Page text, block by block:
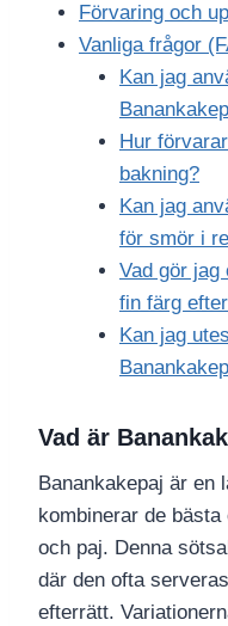
Förvaring och
Vanliga frågor
Kan jag
Hur
bakning?
Kan jag
för smör i
Vad gör jag
fin färg
Kan jag
Vad är
Banankakepaj är en
kombinerar de
och paj. Denna
där den ofta
efterrätt.